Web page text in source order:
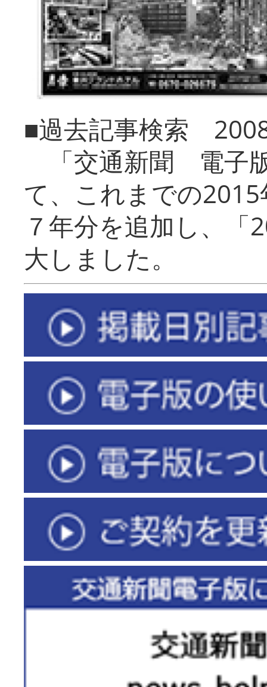
■過去記事検索
「交通新聞 電子
て、これまでの
７年分を追加し、「
大しまし